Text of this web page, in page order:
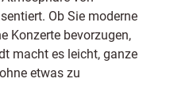
Ob Sie moderne
Konzerte bevorzugen,
macht es leicht, ganze
etwas zu